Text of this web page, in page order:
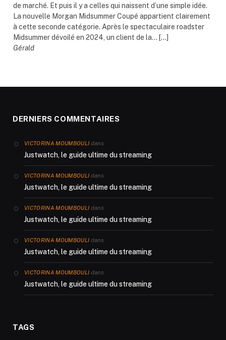
de marché. Et puis il y a celles qui naissent d’une simple idée.
La nouvelle Morgan Midsummer Coupé appartient clairement
à cette seconde catégorie. Après le spectaculaire roadster
Midsummer dévoilé en 2024, un client de la... […]
Gérald
DERNIERS COMMENTAIRES
VICTORINA MOUMBOULI dans
Justwatch, le guide ultime du streaming
VICTORINA MOUMBOULI dans
Justwatch, le guide ultime du streaming
VICTORINA MOUMBOULI dans
Justwatch, le guide ultime du streaming
VICTORINA MOUMBOULI dans
Justwatch, le guide ultime du streaming
VICTORINA MOUMBOULI dans
Justwatch, le guide ultime du streaming
TAGS